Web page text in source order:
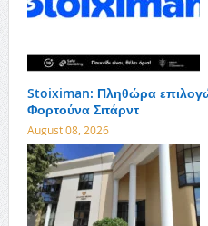
Stoiximan: Πληθώρα
Φορτούνα Σιτάρντ
August 08, 2026